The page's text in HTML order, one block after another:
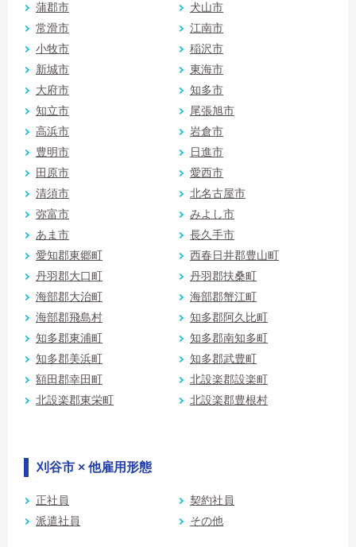
蒲郡市
犬山市
常滑市
江南市
小牧市
稲沢市
新城市
東海市
大府市
知多市
知立市
尾張旭市
高浜市
岩倉市
豊明市
日進市
田原市
愛西市
清須市
北名古屋市
弥富市
みよし市
あま市
長久手市
愛知郡東郷町
西春日井郡豊山町
丹羽郡大口町
丹羽郡扶桑町
海部郡大治町
海部郡蟹江町
海部郡飛島村
知多郡阿久比町
知多郡東浦町
知多郡南知多町
知多郡美浜町
知多郡武豊町
額田郡幸田町
北設楽郡設楽町
北設楽郡東栄町
北設楽郡豊根村
刈谷市 × 他雇用形態
正社員
契約社員
派遣社員
その他